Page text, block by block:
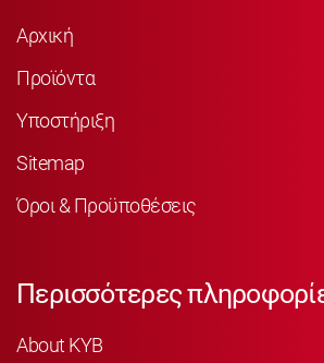
Αρχική
Προϊόντα
Υποστήριξη
Sitemap
Όροι & Προϋποθέσεις
Περισσότερες
About KYB